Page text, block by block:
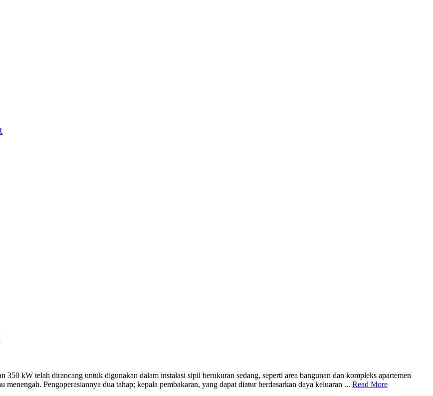
kW telah dirancang untuk digunakan dalam instalasi sipil berukuran sedang, seperti area bangunan dan kompleks apartemen
Pengoperasiannya dua tahap; kepala pembakaran, yang dapat diatur berdasarkan daya keluaran ... Read More